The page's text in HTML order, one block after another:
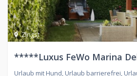
Zingst
*****Luxus FeWo Marina
Urlaub mit Hund, Urlaub barrierefrei,